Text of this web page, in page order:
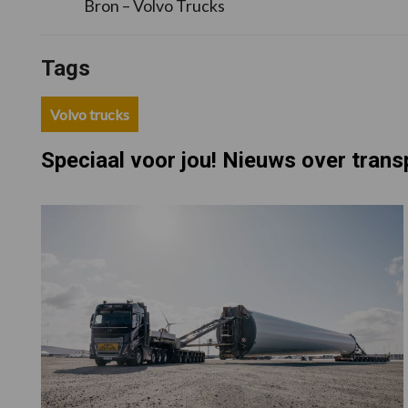
Bron – Volvo Trucks
Tags
Volvo trucks
Speciaal voor jou! Nieuws over